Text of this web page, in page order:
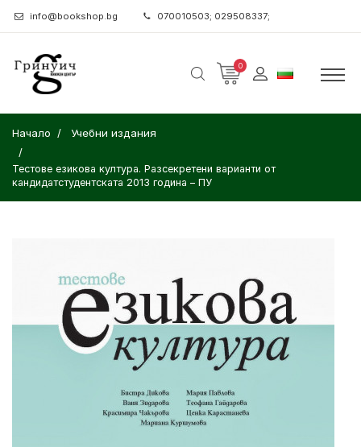
info@bookshop.bg 070010503; 029508337;
0
Начало Учебни издания
Тестове езикова култура. Разсекретени варианти от
кандидатстудентската 2013 година – ПУ